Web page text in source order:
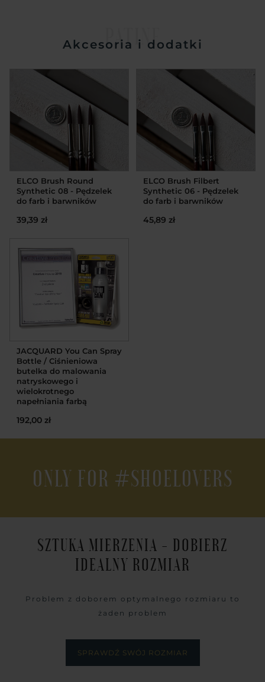
PATINE
Akcesoria i dodatki
ELCO Brush Round
Synthetic 08 - Pędzelek
do farb i barwników
39,39 zł
ELCO Brush Filbert
Synthetic 06 - Pędzelek
do farb i barwników
45,89 zł
JACQUARD You Can Spray
Bottle / Ciśnieniowa
butelka do malowania
natryskowego i
wielokrotnego
napełniania farbą
192,00 zł
ONLY FOR #SHOELOVERS
SZTUKA MIERZENIA - DOBIERZ
IDEALNY ROZMIAR
Problem z doborem optymalnego rozmiaru to
żaden problem
SPRAWDŹ SWÓJ ROZMIAR